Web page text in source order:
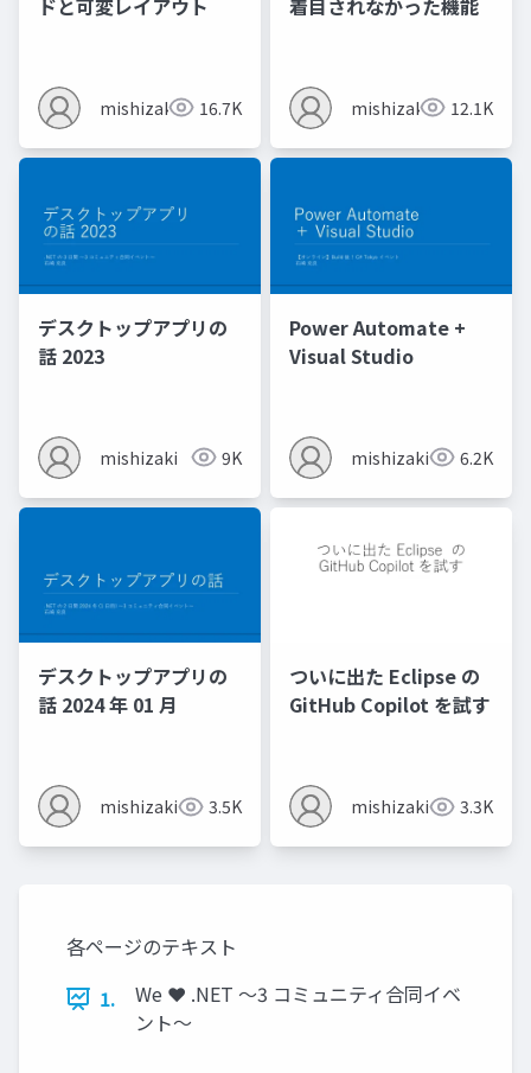
mishizaki 16.7K mishizaki 12.1K
デスクトップアプリの
話 2023
mishizaki 9K
Power Automate +
Visual Studio
mishizaki 6.2K
デスクトップアプリの
話 2024 年 01 月
mishizaki 3.5K
ついに出た Eclipse の
GitHub Copilot を試す
mishizaki 3.3K
各ページのテキスト
1.
We ❤ .NET ～3 コミュニティ合同イベ
ント～